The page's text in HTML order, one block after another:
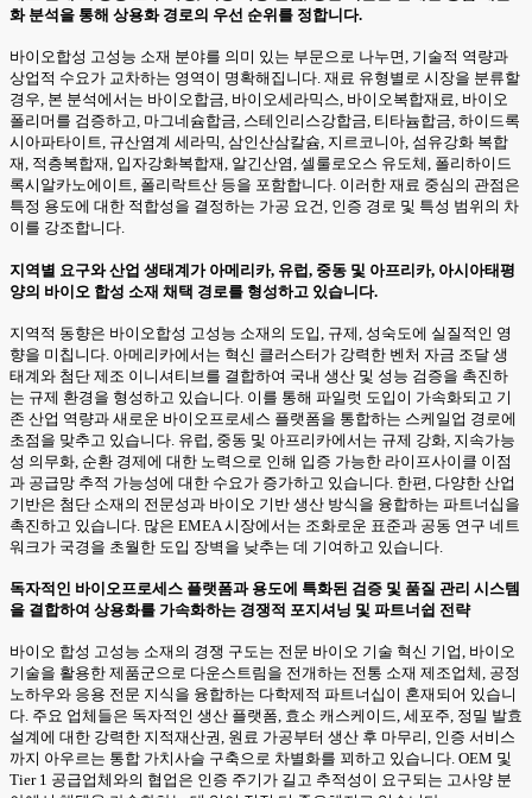
화 분석을 통해 상용화 경로의 우선 순위를 정합니다.
바이오합성 고성능 소재 분야를 의미 있는 부문으로 나누면, 기술적 역량과
상업적 수요가 교차하는 영역이 명확해집니다. 재료 유형별로 시장을 분류할
경우, 본 분석에서는 바이오합금, 바이오세라믹스, 바이오복합재료, 바이오
폴리머를 검증하고, 마그네슘합금, 스테인리스강합금, 티타늄합금, 하이드록
시아파타이트, 규산염계 세라믹, 삼인산삼칼슘, 지르코니아, 섬유강화 복합
재, 적층복합재, 입자강화복합재, 알긴산염, 셀룰로오스 유도체, 폴리하이드
록시알카노에이트, 폴리락트산 등을 포함합니다. 이러한 재료 중심의 관점은
특정 용도에 대한 적합성을 결정하는 가공 요건, 인증 경로 및 특성 범위의 차
이를 강조합니다.
지역별 요구와 산업 생태계가 아메리카, 유럽, 중동 및 아프리카, 아시아태평
양의 바이오 합성 소재 채택 경로를 형성하고 있습니다.
지역적 동향은 바이오합성 고성능 소재의 도입, 규제, 성숙도에 실질적인 영
향을 미칩니다. 아메리카에서는 혁신 클러스터가 강력한 벤처 자금 조달 생
태계와 첨단 제조 이니셔티브를 결합하여 국내 생산 및 성능 검증을 촉진하
는 규제 환경을 형성하고 있습니다. 이를 통해 파일럿 도입이 가속화되고 기
존 산업 역량과 새로운 바이오프로세스 플랫폼을 통합하는 스케일업 경로에
초점을 맞추고 있습니다. 유럽, 중동 및 아프리카에서는 규제 강화, 지속가능
성 의무화, 순환 경제에 대한 노력으로 인해 입증 가능한 라이프사이클 이점
과 공급망 추적 가능성에 대한 수요가 증가하고 있습니다. 한편, 다양한 산업
기반은 첨단 소재의 전문성과 바이오 기반 생산 방식을 융합하는 파트너십을
촉진하고 있습니다. 많은 EMEA 시장에서는 조화로운 표준과 공동 연구 네트
워크가 국경을 초월한 도입 장벽을 낮추는 데 기여하고 있습니다.
독자적인 바이오프로세스 플랫폼과 용도에 특화된 검증 및 품질 관리 시스템
을 결합하여 상용화를 가속화하는 경쟁적 포지셔닝 및 파트너쉽 전략
바이오 합성 고성능 소재의 경쟁 구도는 전문 바이오 기술 혁신 기업, 바이오
기술을 활용한 제품군으로 다운스트림을 전개하는 전통 소재 제조업체, 공정
노하우와 응용 전문 지식을 융합하는 다학제적 파트너십이 혼재되어 있습니
다. 주요 업체들은 독자적인 생산 플랫폼, 효소 캐스케이드, 세포주, 정밀 발효
설계에 대한 강력한 지적재산권, 원료 가공부터 생산 후 마무리, 인증 서비스
까지 아우르는 통합 가치사슬 구축으로 차별화를 꾀하고 있습니다. OEM 및
Tier 1 공급업체와의 협업은 인증 주기가 길고 추적성이 요구되는 고사양 분